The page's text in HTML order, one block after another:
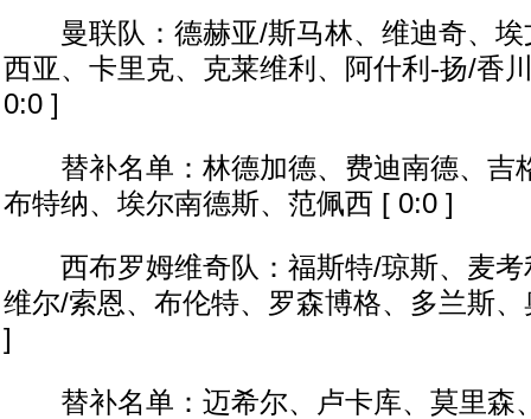
曼联队：德赫亚/斯马林、维迪奇、埃
西亚、卡里克、克莱维利、阿什利-扬/香
0:0 ]
替补名单：林德加德、费迪南德、吉
布特纳、埃尔南德斯、范佩西 [ 0:0 ]
西布罗姆维奇队：福斯特/琼斯、麦考
维尔/索恩、布伦特、罗森博格、多兰斯
]
替补名单：迈希尔、卢卡库、莫里森